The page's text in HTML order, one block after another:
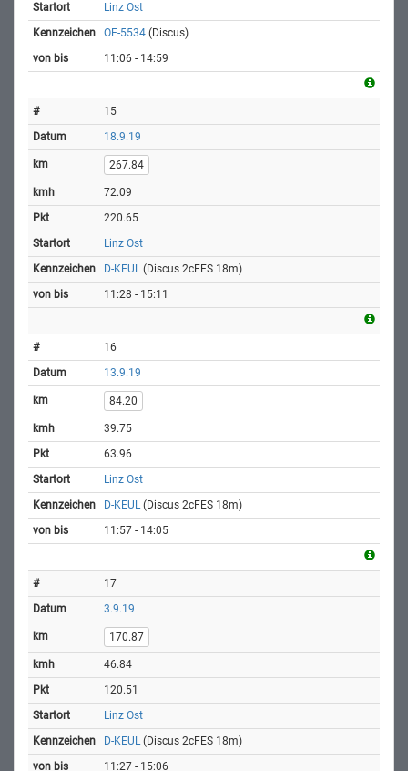
Linz Ost
OE-5534 (Discus)
11:06 - 14:59
15
18.9.19
267.84
72.09
220.65
Linz Ost
D-KEUL(Discus 2cFES 18m)
11:28 - 15:11
16
13.9.19
84.20
39.75
63.96
Linz Ost
D-KEUL(Discus 2cFES 18m)
11:57 - 14:05
17
3.9.19
170.87
46.84
120.51
Linz Ost
D-KEUL(Discus 2cFES 18m)
11:27 - 15:06